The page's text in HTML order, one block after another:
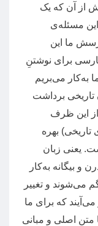
از آن که یک
این مسئله‌ی
ما این
برای نوشتنِ
به‌کار می‌بریم
تاریخی برداشت
این ظرف
تاریخی) بهره
. یعنی زبان
و ‌بیگانه به‌کار
می‌شوند و تغییر
که برای ما
متن اصلی و مبانی